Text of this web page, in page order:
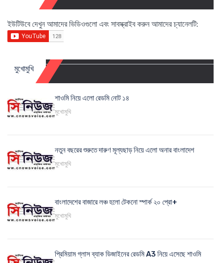
ইউটিউবে দেখুন আমাদের ভিডিওগুলো এবং সাবস্ক্রাইব করুন আমাদের চ্যানেলটি:
মুখোমুখি
শাওমি নিয়ে এলো রেডমি নোট ১৪
মুখোমুখি
নতুন বছরের শুরুতে দারুণ মূল্যছাড় নিয়ে এলো অনার বাংলাদেশ
মুখোমুখি
বাংলাদেশের বাজারে লঞ্চ হলো টেকনো স্পার্ক ২০ প্রো+
মুখোমুখি
প্রিমিয়াম গ্লাস ব্যাক ডিজাইনের রেডমি A3 নিয়ে এসেছে শাওমি